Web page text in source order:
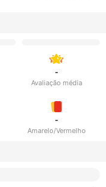
-
Avaliação média
-
Amarelo/Vermelho